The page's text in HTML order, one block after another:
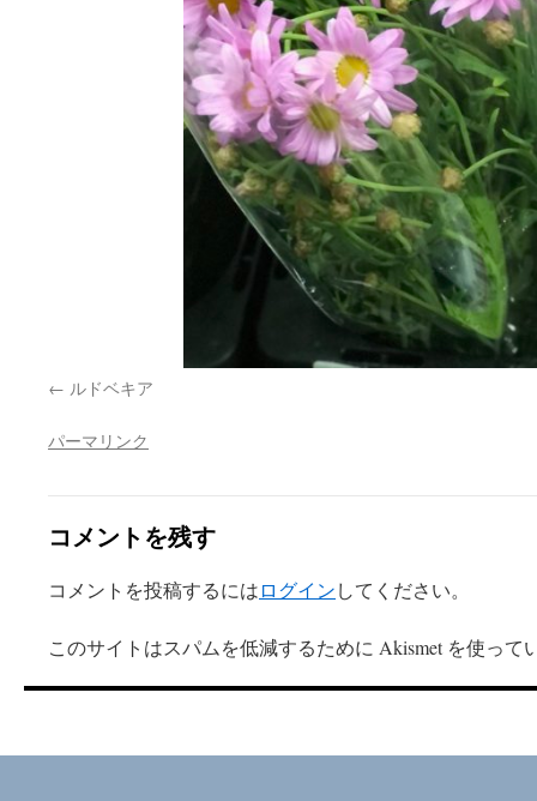
ルドベキア
パーマリンク
コメントを残す
コメントを投稿するにはログインしてください。
このサイトはスパムを低減するために Akismet を使って